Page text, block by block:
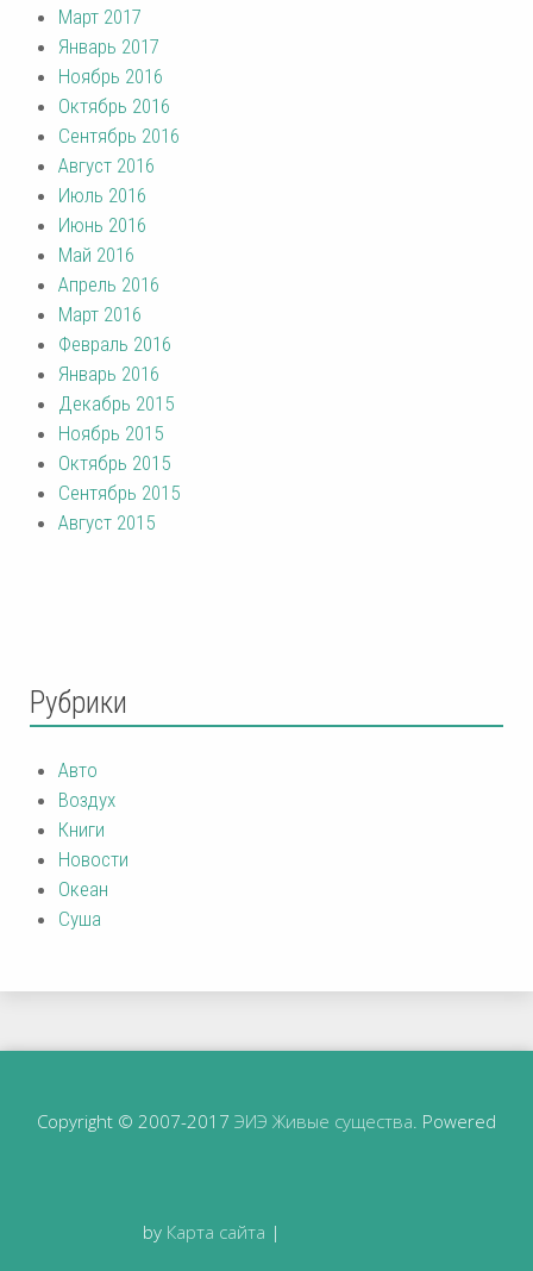
Март 2017
Январь 2017
Ноябрь 2016
Октябрь 2016
Сентябрь 2016
Август 2016
Июль 2016
Июнь 2016
Май 2016
Апрель 2016
Март 2016
Февраль 2016
Январь 2016
Декабрь 2015
Ноябрь 2015
Октябрь 2015
Сентябрь 2015
Август 2015
Рубрики
Авто
Воздух
Книги
Новости
Океан
Суша
Copyright © 2007-2017 ЭИЭ Живые существа . Powered
by Карта сайта |